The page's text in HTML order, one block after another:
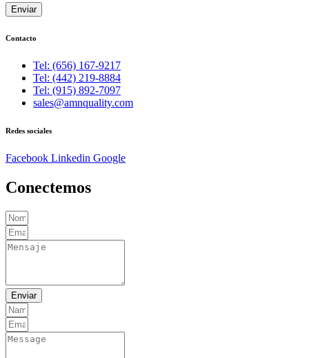
Enviar
Contacto
Tel: (656) 167-9217
Tel: (442) 219-8884
Tel: (915) 892-7097
sales@amnquality.com
Redes sociales
Facebook Linkedin Google
Conectemos
Enviar